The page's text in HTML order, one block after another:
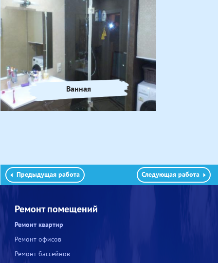
Ванная
Предыдущая работа Следующая работа
Ремонт помещений
Ремонт квартир
Ремонт офисов
Ремонт бассейнов